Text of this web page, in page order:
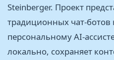
Steinberger. Проект
традиционных чат-
персональному AI-
локально, сохраняет